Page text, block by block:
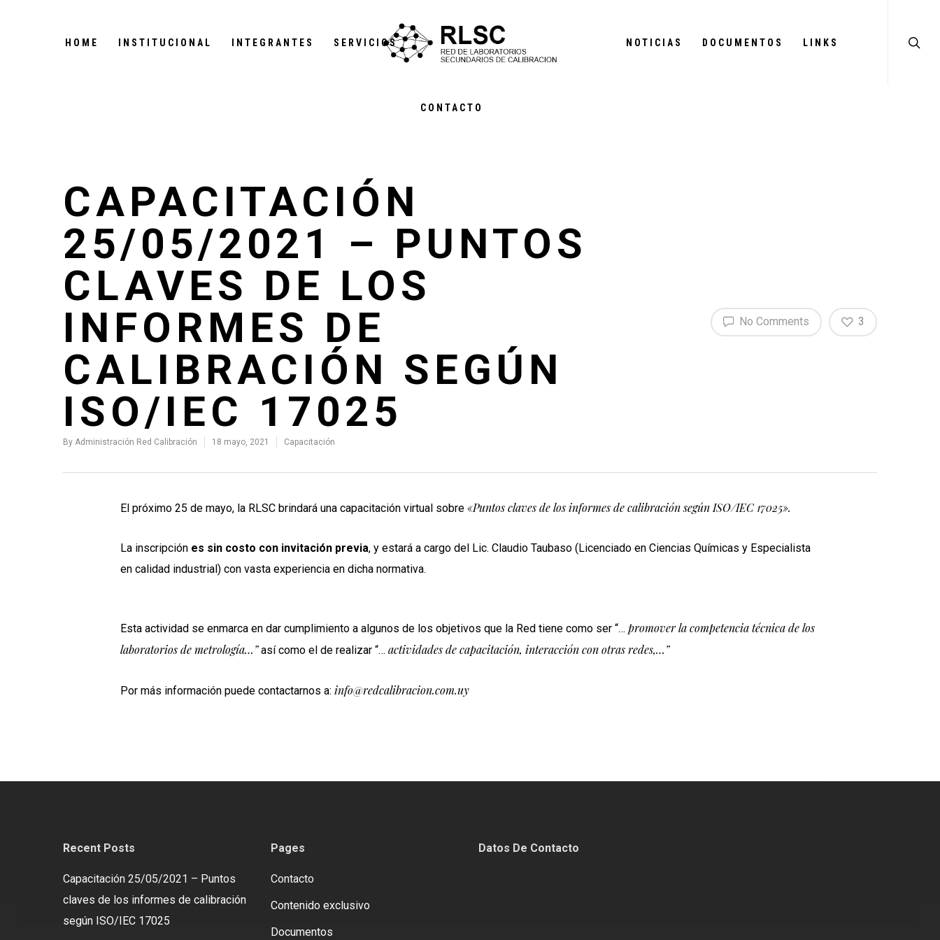
HOME INSTITUCIONAL INTEGRANTES SERVICIOS NOTICIAS DOCUMENTOS LINKS
CONTACTO
CAPACITACIÓN
25/05/2021 – PUNTOS
CLAVES DE LOS
INFORMES DE
CALIBRACIÓN SEGÚN
ISO/IEC 17025
By Administración Red Calibración 18 mayo, 2021 Capacitación
No Comments 3
El próximo 25 de mayo, la RLSC brindará una capacitación virtual sobre «Puntos claves de los informes de calibración según ISO/IEC 17025».
La inscripción es sin costo con invitación previa, y estará a cargo del Lic. Claudio Taubaso (Licenciado en Ciencias Químicas y Especialista
en calidad industrial) con vasta experiencia en dicha normativa.
Esta actividad se enmarca en dar cumplimiento a algunos de los objetivos que la Red tiene como ser “… promover la competencia técnica de los
laboratorios de metrología…”así como el de realizar “… actividades de capacitación, interacción con otras redes,…”
Por más información puede contactarnos a: info@redcalibracion.com.uy
Recent Posts
Capacitación 25/05/2021 – Puntos
claves de los informes de calibración
según ISO/IEC 17025
Pages
Contacto
Contenido exclusivo
Documentos
Datos De Contacto